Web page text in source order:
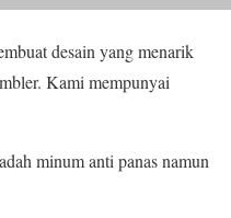
desain yang menarik
Kami mempunyai
minum anti panas namun